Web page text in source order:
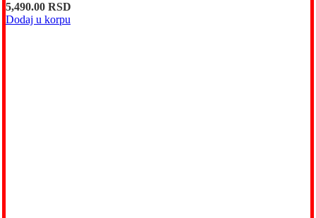
5,490.00 RSD
Dodaj u korpu